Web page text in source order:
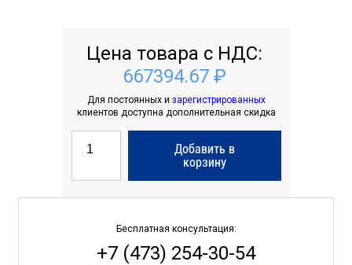
Цена товара с НДС:
667394.67 ₽
Для постоянных и зарегистрированных
клиентов доступна дополнительная скидка
Добавить в
корзину
Бесплатная консультация:
+7 (473) 254-30-54